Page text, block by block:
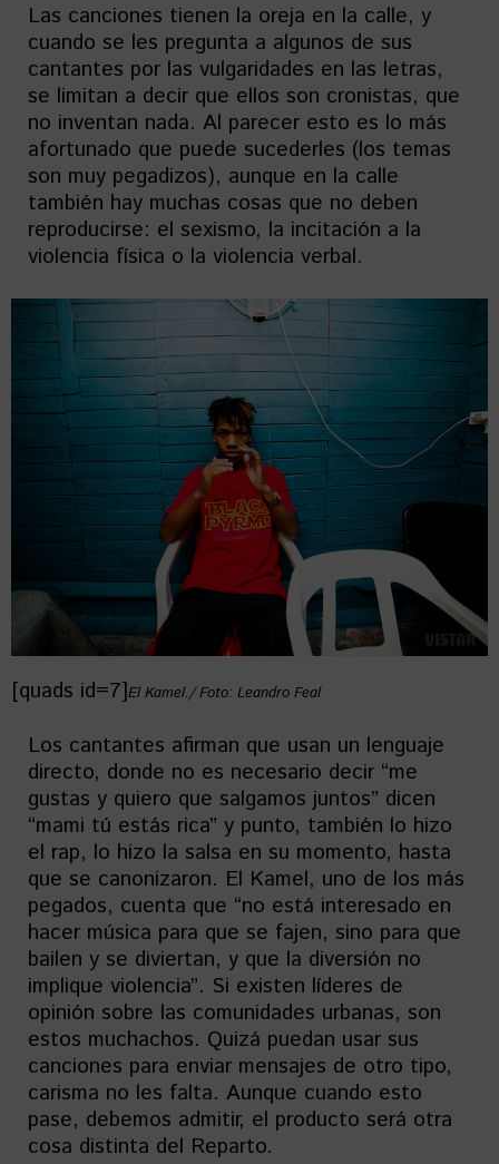
Las canciones tienen la oreja en la calle, y
cuando se les pregunta a algunos de sus
cantantes por las vulgaridades en las letras,
se limitan a decir que ellos son cronistas, que
no inventan nada. Al parecer esto es lo más
afortunado que puede sucederles (los temas
son muy pegadizos), aunque en la calle
también hay muchas cosas que no deben
reproducirse: el sexismo, la incitación a la
violencia física o la violencia verbal.
[quads id=7]El Kamel./ Foto: Leandro Feal
Los cantantes afirman que usan un lenguaje
directo, donde no es necesario decir “me
gustas y quiero que salgamos juntos” dicen
“mami tú estás rica” y punto, también lo hizo
el rap, lo hizo la salsa en su momento, hasta
que se canonizaron. El Kamel, uno de los más
pegados, cuenta que “no está interesado en
hacer música para que se fajen, sino para que
bailen y se diviertan, y que la diversión no
implique violencia”. Si existen líderes de
opinión sobre las comunidades urbanas, son
estos muchachos. Quizá puedan usar sus
canciones para enviar mensajes de otro tipo,
carisma no les falta. Aunque cuando esto
pase, debemos admitir, el producto será otra
cosa distinta del Reparto.